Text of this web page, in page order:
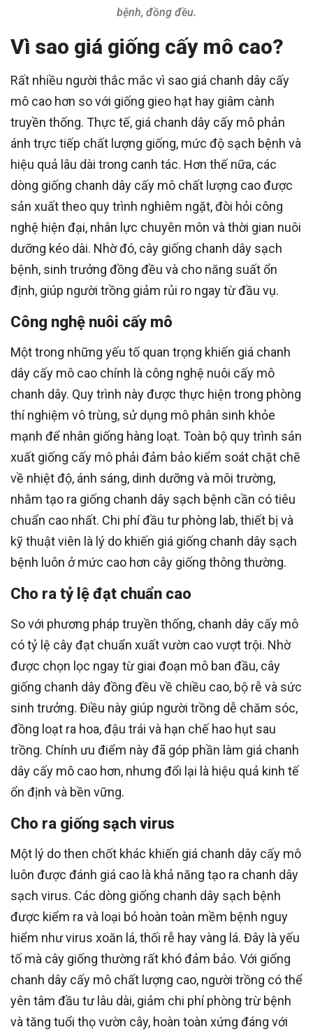
bệnh, đồng đều.
Vì sao giá giống cấy mô cao?
Rất nhiều người thắc mắc vì sao giá chanh dây cấy
mô cao hơn so với giống gieo hạt hay giâm cành
truyền thống. Thực tế, giá chanh dây cấy mô phản
ánh trực tiếp chất lượng giống, mức độ sạch bệnh và
hiệu quả lâu dài trong canh tác. Hơn thế nữa, các
dòng giống chanh dây cấy mô chất lượng cao được
sản xuất theo quy trình nghiêm ngặt, đòi hỏi công
nghệ hiện đại, nhân lực chuyên môn và thời gian nuôi
dưỡng kéo dài. Nhờ đó, cây giống chanh dây sạch
bệnh, sinh trưởng đồng đều và cho năng suất ổn
định, giúp người trồng giảm rủi ro ngay từ đầu vụ.
Công nghệ nuôi cấy mô
Một trong những yếu tố quan trọng khiến giá chanh
dây cấy mô cao chính là công nghệ nuôi cấy mô
chanh dây. Quy trình này được thực hiện trong phòng
thí nghiệm vô trùng, sử dụng mô phân sinh khỏe
mạnh để nhân giống hàng loạt. Toàn bộ quy trình sản
xuất giống cấy mô phải đảm bảo kiểm soát chặt chẽ
về nhiệt độ, ánh sáng, dinh dưỡng và môi trường,
nhằm tạo ra giống chanh dây sạch bệnh cần có tiêu
chuẩn cao nhất. Chi phí đầu tư phòng lab, thiết bị và
kỹ thuật viên là lý do khiến giá giống chanh dây sạch
bệnh luôn ở mức cao hơn cây giống thông thường.
Cho ra tỷ lệ đạt chuẩn cao
So với phương pháp truyền thống, chanh dây cấy mô
có tỷ lệ cây đạt chuẩn xuất vườn cao vượt trội. Nhờ
được chọn lọc ngay từ giai đoạn mô ban đầu, cây
giống chanh dây đồng đều về chiều cao, bộ rễ và sức
sinh trưởng. Điều này giúp người trồng dễ chăm sóc,
đồng loạt ra hoa, đậu trái và hạn chế hao hụt sau
trồng. Chính ưu điểm này đã góp phần làm giá chanh
dây cấy mô cao hơn, nhưng đổi lại là hiệu quả kinh tế
ổn định và bền vững.
Cho ra giống sạch virus
Một lý do then chốt khác khiến giá chanh dây cấy mô
luôn được đánh giá cao là khả năng tạo ra chanh dây
sạch virus. Các dòng giống chanh dây sạch bệnh
được kiểm ra và loại bỏ hoàn toàn mềm bệnh nguy
hiểm như virus xoăn lá, thối rễ hay vàng lá. Đây là yếu
tố mà cây giống thường rất khó đảm bảo. Với giống
chanh dây cấy mô chất lượng cao, người trồng có thể
yên tâm đầu tư lâu dài, giảm chi phí phòng trừ bệnh
và tăng tuổi thọ vườn cây, hoàn toàn xứng đáng với